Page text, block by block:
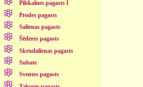
Pilskalnes pagasts I
Prodes pagasts
Salienas pagasts
Šēderes pagasts
Skrudalienas pagasts
Subate
Sventes pagasts